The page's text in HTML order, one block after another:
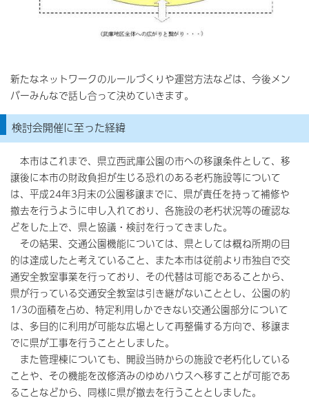
新たなネットワークのルールづくりや運営方法などは、今後メン
バーみんなで話し合って決めていきます。
検討会開催に至った経緯
本市はこれまで、県立西武庫公園の市への移譲条件として、移
譲後に本市の財政負担が生じる恐れのある老朽施設等について
は、平成24年3月末の公園移譲までに、県が責任を持って補修や
撤去を行うように申し入れており、各施設の老朽状況等の確認な
どをした上で、県と協議・検討を行ってきました。
その結果、交通公園機能については、県としては概ね所期の目
的は達成したと考えていること、また本市は従前より市独自で交
通安全教室事業を行っており、その代替は可能であることから、
県が行っている交通安全教室は引き継がないこととし、公園の約
1/3の面積を占め、特定利用しかできない交通公園部分について
は、多目的に利用が可能な広場として再整備する方向で、移譲ま
でに県が工事を行うこととしました。
また管理棟についても、開設当時からの施設で老朽化している
ことや、その機能を改修済みのゆめハウスへ移すことが可能であ
ることなどから、同様に県が撤去を行うこととしました。